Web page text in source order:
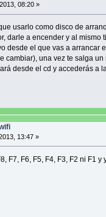
08:20 »
usarlo como disco de
darle a encender y al mismo
desde el que vas a arrancar
cambiar), una vez te salga
desde el cd y accederás a
13:47 »
F7, F6, F5, F4, F3, F2 ni F1